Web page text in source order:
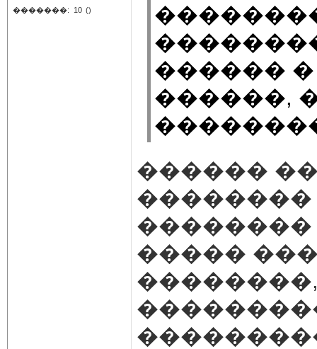
�������: 10 ()
������
������,
������
��������
�����